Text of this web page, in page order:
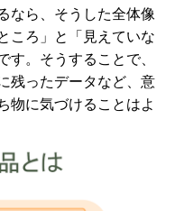
なら、そうした全体像
ころ」と「見えていな
す。そうすることで、
残ったデータなど、意
物に気づけることはよ